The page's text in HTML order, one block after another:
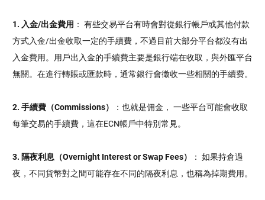
1. 入金/出金費用 ： 有些交易平台有時會對從銀行帳戶或其他付款
方式入金/出金收取一定的手續費，不過目前大部分平台都沒有出
入金費用。用戶出入金的手續費主要是銀行端在收取，與外匯平台
無關。在進行轉賬或匯款時，通常銀行會徵收一些相關的手續费。
2. 手續費（Commissions）
：也就是佣金， 一些平台可能會收取
每筆交易的手續費，這在ECN帳戶中特別常見。
3. 隔夜利息（Overnight Interest or Swap Fees）
： 如果持倉過
夜，不同貨幣對之間可能存在不同的隔夜利息，也稱為掉期費用。